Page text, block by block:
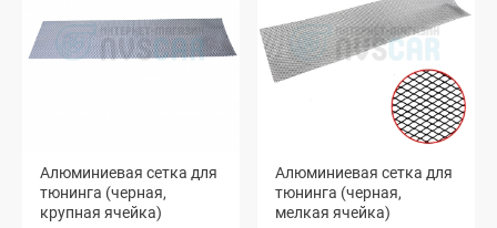
Алюминиевая сетка для
тюнинга (черная,
крупная ячейка)
Алюминиевая сетка для
тюнинга (черная,
мелкая ячейка)